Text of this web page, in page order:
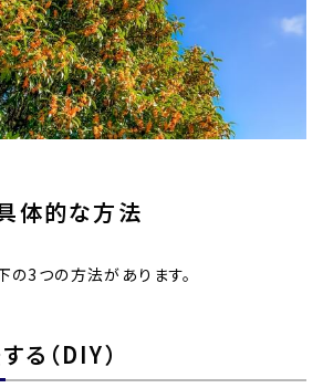
体的な方法
3つの方法があります。
る（DIY）